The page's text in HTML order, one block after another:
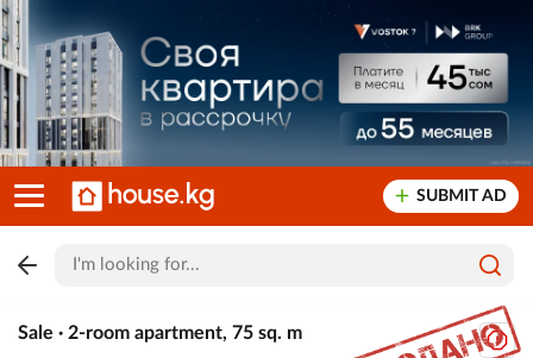
SUBMIT AD
Sale · 2-room apartment, 75 sq. m